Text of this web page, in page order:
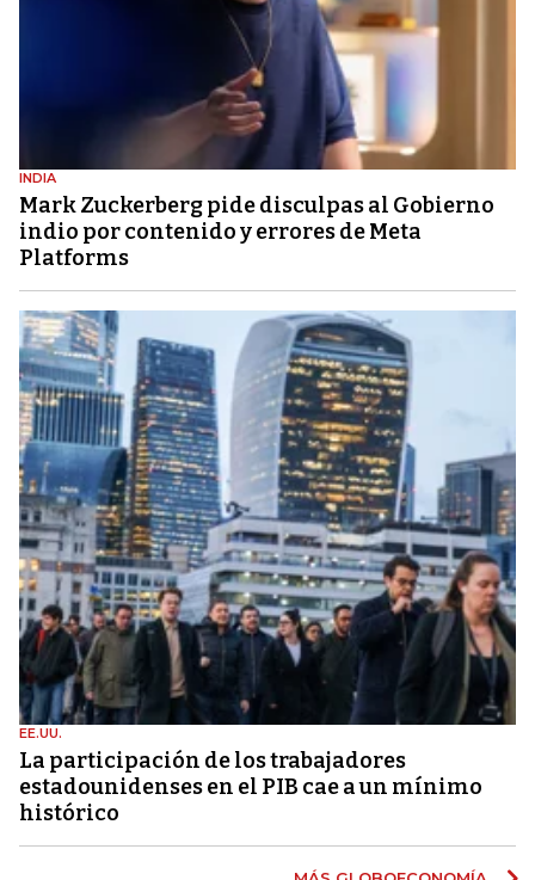
INDIA
Mark Zuckerberg pide disculpas al Gobierno
indio por contenido y errores de Meta
Platforms
EE.UU.
La participación de los trabajadores
estadounidenses en el PIB cae a un mínimo
histórico